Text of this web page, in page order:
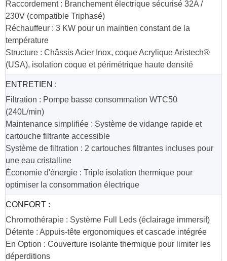
Raccordement : Branchement électrique sécurisé 32A /
230V (compatible Triphasé)
Réchauffeur : 3 KW pour un maintien constant de la
température
Structure : Châssis Acier Inox, coque Acrylique Aristech®
(USA), isolation coque et périmétrique haute densité
ENTRETIEN :
Filtration : Pompe basse consommation WTC50
(240L/min)
Maintenance simplifiée : Système de vidange rapide et
cartouche filtrante accessible
Système de filtration : 2 cartouches filtrantes incluses pour
une eau cristalline
Économie d'énergie : Triple isolation thermique pour
optimiser la consommation électrique
CONFORT :
Chromothérapie : Système Full Leds (éclairage immersif)
Détente : Appuis-tête ergonomiques et cascade intégrée
En Option : Couverture isolante thermique pour limiter les
déperditions